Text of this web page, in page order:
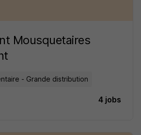
Mousquetaires
- Grande distribution
4 jobs